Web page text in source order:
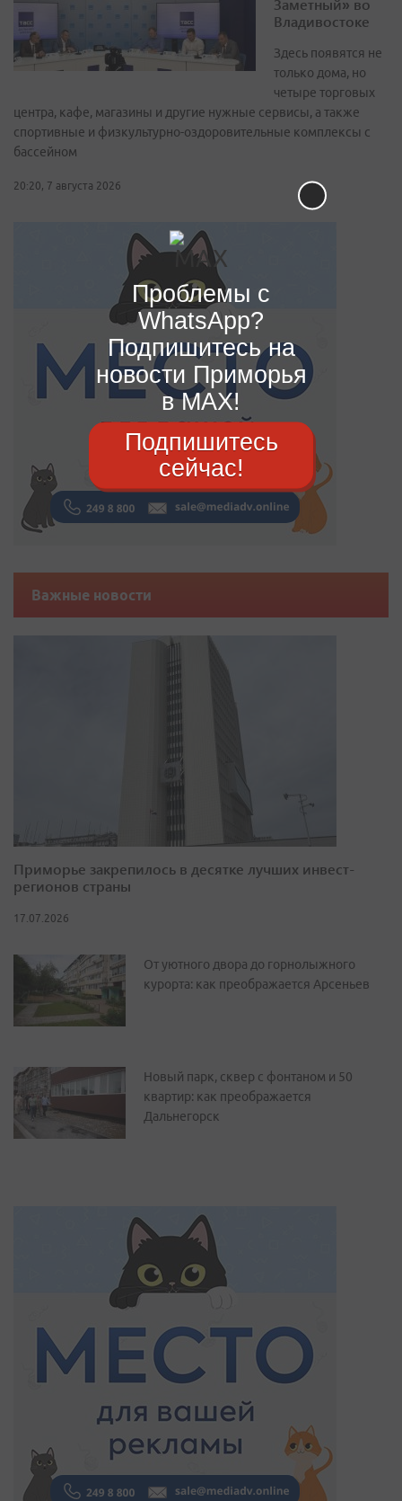
Заметный» во
Владивостоке
Здесь появятся не
только дома, но
четыре торговых
центра, кафе, магазины и другие нужные сервисы, а также
спортивные и физкультурно-оздоровительные комплексы с
бассейном
20:20, 7 августа 2026
Важные новости
Приморье закрепилось в десятке лучших инвест-
регионов страны
17.07.2026
От уютного двора до горнолыжного
курорта: как преображается Арсеньев
Новый парк, сквер с фонтаном и 50
квартир: как преображается
Дальнегорск
Проблемы с
WhatsApp?
Подпишитесь на
новости Приморья
в MAX!
Подпишитесь
сейчас!